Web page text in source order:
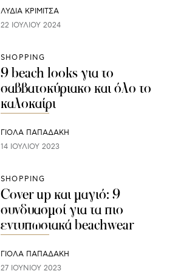
ΛΥΔΊΑ ΚΡΙΜΙΤΣΆ
22 ΙΟΥΛΊΟΥ 2024
SHOPPING
9 beach looks για το
σαββατοκύριακο και όλο το
καλοκαίρι
ΓΙΌΛΑ ΠΑΠΑΔΆΚΗ
14 ΙΟΥΛΊΟΥ 2023
SHOPPING
Cover up και μαγιό: 9
συνδυασμοί για τα πιο
εντυπωσιακά beachwear
ΓΙΌΛΑ ΠΑΠΑΔΆΚΗ
27 ΙΟΥΝΊΟΥ 2023